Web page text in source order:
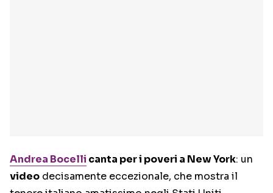
Andrea Bocelli canta per i poveri a New York: un
video decisamente eccezionale, che mostra il